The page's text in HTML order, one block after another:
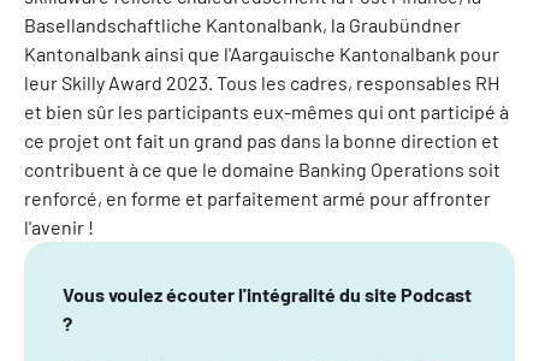
Basellandschaftliche Kantonalbank, la Graubündner
Kantonalbank ainsi que l'Aargauische Kantonalbank pour
leur Skilly Award 2023. Tous les cadres, responsables RH
et bien sûr les participants eux-mêmes qui ont participé à
ce projet ont fait un grand pas dans la bonne direction et
contribuent à ce que le domaine Banking Operations soit
renforcé, en forme et parfaitement armé pour affronter
l'avenir !
Vous voulez écouter l'intégralité du site Podcast
?